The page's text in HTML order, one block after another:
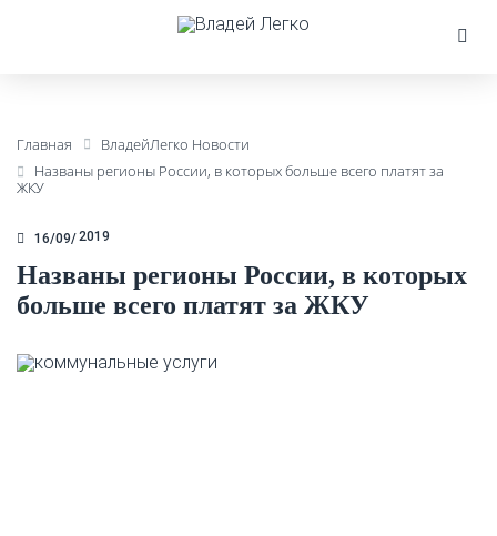
Главная
ВладейЛегко Новости
Названы регионы России, в которых больше всего платят за
ЖКУ
16/09 2019
Названы регионы России, в которых
больше всего платят за ЖКУ